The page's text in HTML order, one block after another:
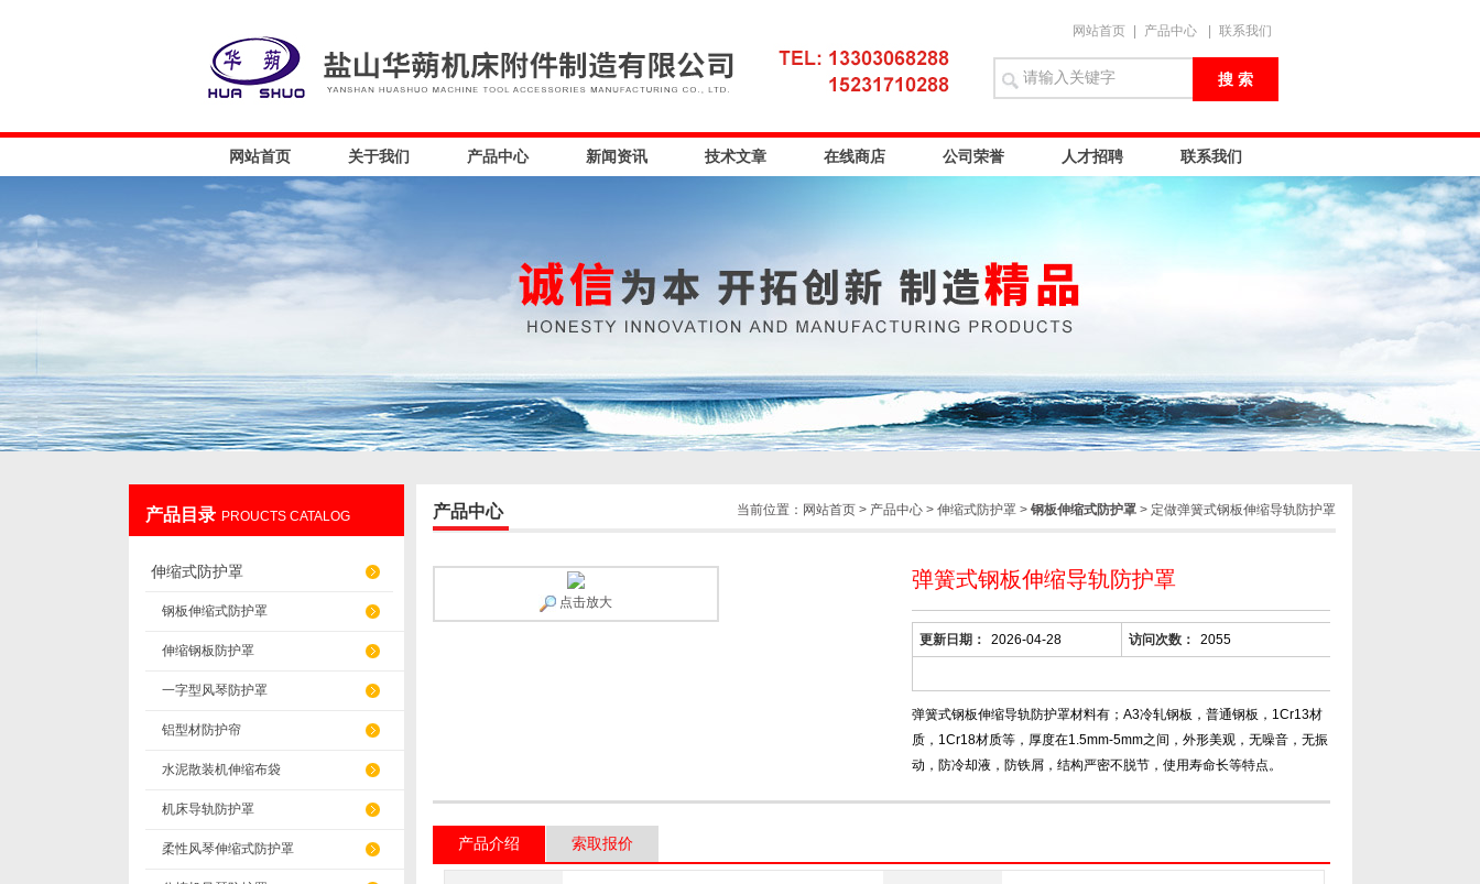
网站首页 产品中心 联系我们
网站首页 关于我们 产品中心 新闻资讯 技术文章 在线商店 公司荣誉 人才招聘 联系我们
产品目录 PROUCTS CATALOG
伸缩式防护罩
钢板伸缩式防护罩
伸缩钢板防护罩
一字型风琴防护罩
铝型材防护帘
水泥散装机伸缩布袋
机床导轨防护罩
柔性风琴伸缩式防护罩
当前位置： 网站首页> 产品中心> 伸缩式防护罩> 钢板伸缩式防护罩> 定做弹簧式钢板伸缩导轨防护罩
产品中心
弹簧式钢板伸缩导轨防护罩
更新日期： 2026-04-28 访问次数： 2055
弹簧式钢板伸缩导轨防护罩材料有；A3冷轧钢板，普通钢板，1Cr13材
质，1Cr18材质等，厚度在1.5mm-5mm之间，外形美观，无噪音，无振
动，防冷却液，防铁屑，结构严密不脱节，使用寿命长等特点。
点击放大
产品介绍 索取报价